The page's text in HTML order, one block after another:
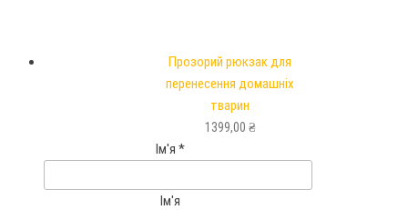
Прозорий рюкзак для
перенесення домашніх
тварин
1399,00 ₴
Ім'я *
Ім'я